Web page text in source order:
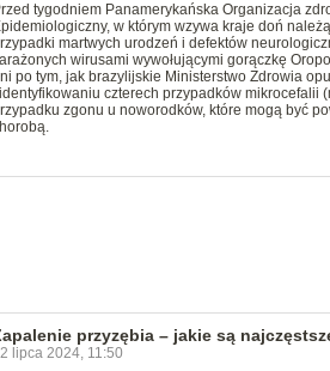
tygodniem Panamerykańska Organizacja
w którym wzywa kraje doń
martwych urodzeń i defektów
wirusami wywołującymi gorączkę
po tym, jak brazylijskie Ministerstwo Zdrowia
czterech przypadków mikrocefalii
zgonu u noworodków, które mogą być
przyzębia – jakie są
lipca 2024, 11:50